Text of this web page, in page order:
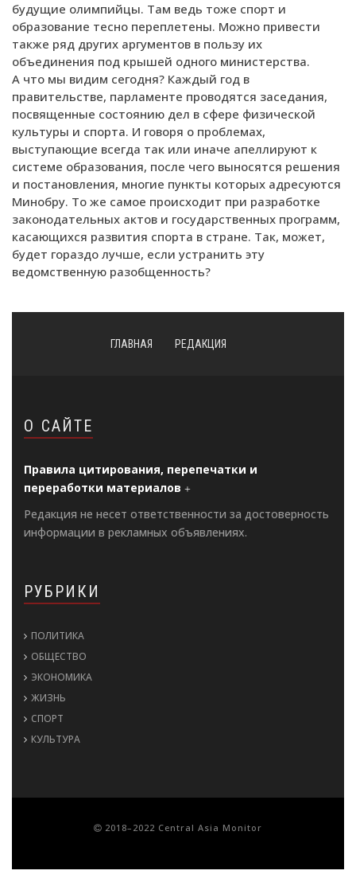
будущие олимпийцы. Там ведь тоже спорт и
образование тесно переплетены. Можно привести
также ряд других аргументов в пользу их
объединения под крышей одного министерства.
А что мы видим сегодня? Каждый год в
правительстве, парламенте проводятся заседания,
посвященные состоянию дел в сфере физической
культуры и спорта. И говоря о проблемах,
выступающие всегда так или иначе апеллируют к
системе образования, после чего выносятся решения
и постановления, многие пункты которых адресуются
Минобру. То же самое происходит при разработке
законодательных актов и государственных программ,
касающихся развития спорта в стране. Так, может,
будет гораздо лучше, если устранить эту
ведомственную разобщенность?
ГЛАВНАЯ РЕДАКЦИЯ
О САЙТЕ
Правила цитирования, перепечатки и
переработки материалов
Редакция не несет ответственности за достоверность
информации в рекламных объявлениях.
РУБРИКИ
ПОЛИТИКА
ОБЩЕСТВО
ЭКОНОМИКА
ЖИЗНЬ
СПОРТ
КУЛЬТУРА
2018–2022 Central Asia Monitor